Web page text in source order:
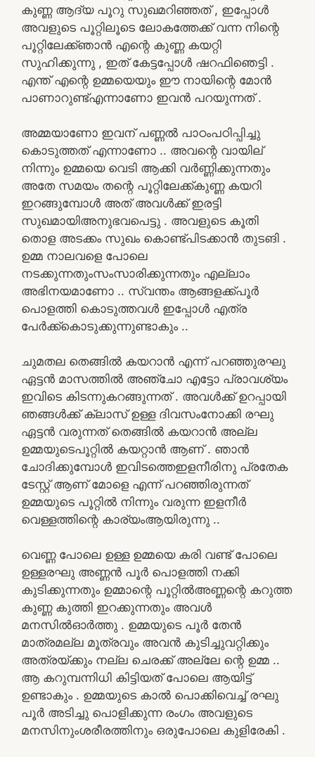
കുണ്ണ ആദ്യ പൂറു സുഖമറിഞ്ഞത് , ഇപ്പോൾ
അവളുടെ പൂറ്റിലൂടെ ലോകത്തേക്ക് വന്ന നിന്റെ
പൂറ്റിലേക്ക്ഞാൻ എന്റെ കുണ്ണ കയറ്റി
സുഹിക്കുന്നു , ഇത്‌ കേട്ടപ്പോൾ ഷറഫിഞെട്ടി .
എന്ത് എന്റെ ഉമ്മയെയും ഈ നായിന്റെ മോൻ
പാണാറുണ്ട്എന്നാണോ ഇവൻ പറയുന്നത് .
അമ്മയാണോ ഇവന് പണ്ണൽ പാഠംപഠിപ്പിച്ചു
കൊടുത്തത് എന്നാണോ .. അവന്റെ വായില്
നിന്നും ഉമ്മയെ വെടി ആക്കി വർണ്ണിക്കുന്നതും
അതേ സമയം തന്റെ പൂറ്റിലേക്ക്കുണ്ണ കയറി
ഇറങ്ങുമ്പോൾ അത് അവൾക്ക് ഇരട്ടി
സുഖമായിഅനുഭവപെട്ടു . അവളുടെ കൂതി
തൊള അടക്കം സുഖം കൊണ്ട്പിടക്കാൻ തുടങി .
ഉമ്മ നാലവളെ പോലെ
നടക്കുന്നതുംസംസാരിക്കുന്നതും എല്ലാം
അഭിനയമാണോ .. സ്വന്തം ആങ്ങളക്ക്പൂർ
പൊളത്തി കൊടുത്തവൾ ഇപ്പോൾ എത്ര
പേർക്ക്കൊടുക്കുന്നുണ്ടാകും ..
ചുമതല തെങ്ങിൽ കയറാൻ എന്ന് പറഞ്ഞുരഘു
ഏട്ടൻ മാസത്തിൽ അഞ്ചോ എട്ടോ പ്രാവശ്യം
ഇവിടെ കിടന്നുകറങ്ങുന്നത് . അവൾക്ക് ഉറപ്പായി
ഞങ്ങൾക്ക് ക്ലാസ് ഉള്ള ദിവസംനോക്കി രഘു
ഏട്ടൻ വരുന്നത് തെങ്ങിൽ കയറാൻ അല്ല
ഉമ്മയുടെപൂറ്റിൽ കയറ്റാൻ ആണ് . ഞാൻ
ചോദിക്കുമ്പോൾ ഇവിടത്തെഇളനീരിനു പ്രതേക
ടേസ്റ്റ് ആണ് മോളെ എന്ന് പറഞ്ഞിരുന്നത്
ഉമ്മയുടെ പൂറ്റിൽ നിന്നും വരുന്ന ഇളനീർ
വെള്ളത്തിന്റെ കാര്യംആയിരുന്നു ..
വെണ്ണ പോലെ ഉള്ള ഉമ്മയെ കരി വണ്ട് പോലെ
ഉള്ളരഘു അണ്ണൻ പൂർ പൊളത്തി നക്കി
കുടിക്കുന്നതും ഉമ്മാന്റെ പൂറ്റിൽഅണ്ണന്റെ കറുത്ത
കുണ്ണ കുത്തി ഇറക്കുന്നതും അവൾ
മനസിൽഓർത്തു . ഉമ്മയുടെ പൂർ തേൻ
മാത്രമല്ല മൂത്രവും അവൻ കുടിച്ചുവറ്റിക്കും
അത്രയ്ക്കും നല്ല ചെരക്ക് അല്ലേ ന്റെ ഉമ്മ ..
ആ കറുമ്പന്നിധി കിട്ടിയത് പോലെ ആയിട്ട്
ഉണ്ടാകും . ഉമ്മയുടെ കാൽ പൊക്കിവെച്ച് രഘു
പൂർ അടിച്ചു പൊളിക്കുന്ന രംഗം അവളുടെ
മനസിനുംശരീരത്തിനും ഒരുപോലെ കുളിരേകി .